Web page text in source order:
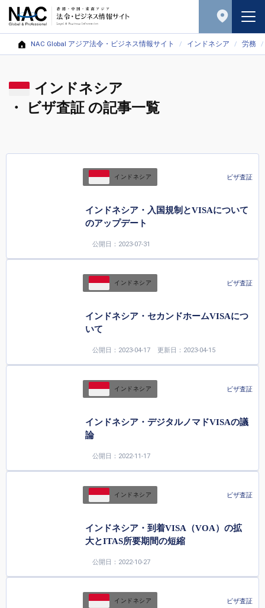
NAC Global アジア法令・ビジネス情報サイト インドネシア 労務
インドネシア
・ ビザ査証 の記事一覧
インドネシア ビザ査証
インドネシア・入国規制とVISAについて
のアップデート
公開日：2023-07-31
インドネシア ビザ査証
インドネシア・セカンドホームVISAにつ
いて
公開日：2023-04-17 更新日：2023-04-15
インドネシア ビザ査証
インドネシア・デジタルノマドVISAの議
論
公開日：2022-11-17
インドネシア ビザ査証
インドネシア・到着VISA（VOA）の拡
大とITAS所要期間の短縮
公開日：2022-10-27
インドネシア ビザ査証